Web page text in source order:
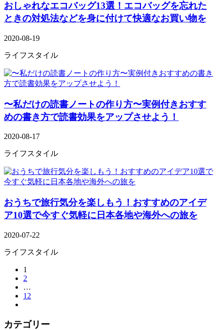
おしゃれなエコバッグ13選！エコバッグを忘れた
ときの対処法などを身に付けて快適なお買い物を
2020-08-19
ライフスタイル
〜私だけの読書ノートの作り方〜実例付きおすす
めの書き方で読書効果をアップさせよう！
2020-08-17
ライフスタイル
おうちで旅行気分を楽しもう！おすすめのアイデ
ア10選で今すぐ気軽に日本各地や海外への旅を
2020-07-22
ライフスタイル
1
2
…
12
カテゴリー